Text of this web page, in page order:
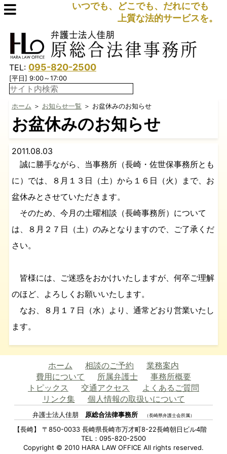
いつでも、どこでも、だれにでも
上質な法的サービスを。
TEL: 095-820-2500
[平日] 9:00～17:00
ホーム ＞ お知らせ一覧 ＞ お盆休みのお知らせ
お盆休みのお知らせ
2011.08.03
誠に勝手ながら、当事務所（長崎・佐世保事務所とも
に）では、８月１３日（土）から１６日（火）まで、お
盆休みとさせていただきます。
そのため、今月の土曜相談（長崎事務所）について
は、８月２７日（土）のみとなりますので、ご了承くだ
さい。
皆様には、ご迷惑をおかけいたしますが、何卒ご理解
のほど、よろしくお願いいたします。
なお、８月１７日（水）より、通常どおり営業いたし
ます。
ホーム 相談のご予約
業務案内
費用について
所属弁護士
事務所概要
トピックス
交通アクセス
よくあるご質問
リンク集
個人情報の取扱いについて
弁護士法人佳朋 原総合法律事務所 （長崎県弁護士会所属）
【長崎】 〒850-0033 長崎県長崎市万才町8-22長崎朝日ビル4階
TEL：095-820-2500
Copyright © 2010 HARA LAW OFFICE All rights reserved.